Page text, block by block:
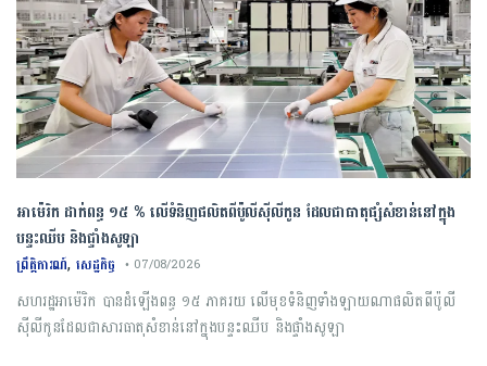
អាម៉េរិក ដាក់ពន្ធ ១៥ % លើទំនិញផលិតពីប៉ូលីស៊ីលីកូន ដែលជាធាតុផ្សំសំខាន់នៅក្នុង
បន្ទះឈីប និងផ្ទាំងសូឡា
ព្រឹត្តិការណ៍, សេដ្ឋកិច្ច • 07/08/2026
សហរដ្ឋអាម៉េរិក បានដំឡើងពន្ធ ១៥ ភាគរយ លើមុខទំនិញទាំងឡាយណាផលិតពីប៉ូលី
ស៊ីលីកូនដែលជាសារធាតុសំខាន់នៅក្នុងបន្ទះឈីប និងផ្ទាំងសូឡា